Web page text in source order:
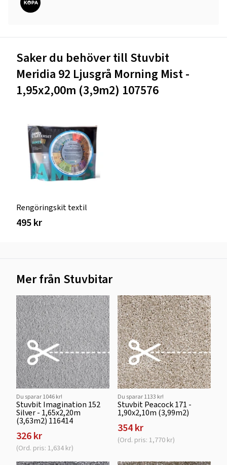
Saker du behöver till Stuvbit
Meridia 92 Ljusgrå Morning Mist -
1,95x2,00m (3,9m2) 107576
Rengöringskit textil
495 kr
Mer från Stuvbitar
Du sparar 1046 kr!
Stuvbit Imagination 152
Silver - 1,65x2,20m
(3,63m2) 116414
326 kr
(Ord. pris: 1,634 kr)
Du sparar 1133 kr!
Stuvbit Peacock 171 -
1,90x2,10m (3,99m2)
354 kr
(Ord. pris: 1,770 kr)